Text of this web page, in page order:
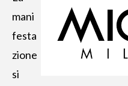
mani
festa
zione
si